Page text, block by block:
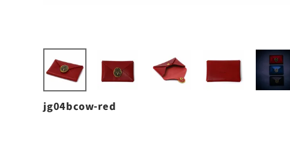
jg04bcow-red